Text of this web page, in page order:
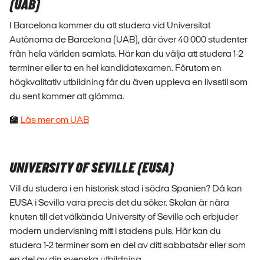
(UAB)
I Barcelona kommer du att studera vid Universitat
Autònoma de Barcelona (UAB), där över 40 000 studenter
från hela världen samlats. Här kan du välja att studera 1-2
terminer eller ta en hel kandidatexamen. Förutom en
högkvalitativ utbildning får du även uppleva en livsstil som
du sent kommer att glömma.
🏫 Läs mer om UAB
UNIVERSITY OF SEVILLE (EUSA)
Vill du studera i en historisk stad i södra Spanien? Då kan
EUSA i Sevilla vara precis det du söker. Skolan är nära
knuten till det välkända University of Seville och erbjuder
modern undervisning mitt i stadens puls. Här kan du
studera 1-2 terminer som en del av ditt sabbatsår eller som